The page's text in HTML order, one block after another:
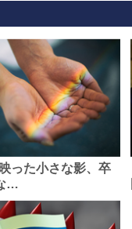
った小さな影、卒
…